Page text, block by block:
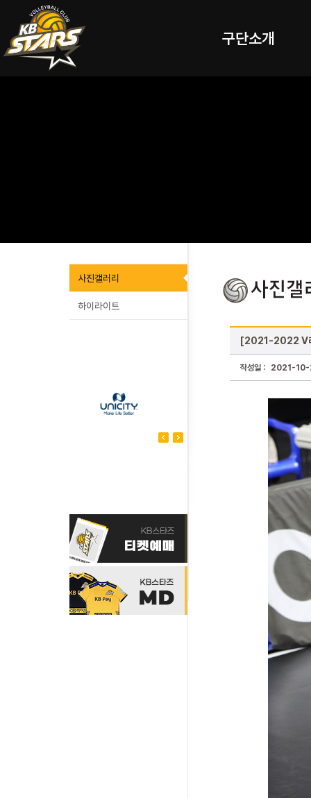
구단소개
사진갤러리
하이라이트
[2021-2022 V
작성일 : 2021-